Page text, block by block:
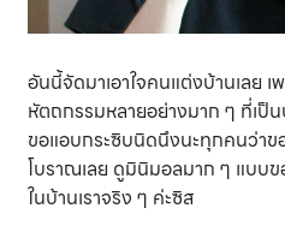
อันนี้จัดมาเอาใจคนแต่งบ้านเลย เพ
หัตถกรรมหลายอย่างมาก ๆ ที่เป็
ขอแอบกระซิบนิดนึงนะทุกคนว่าข
โบราณเลย ดูมินิมอลมาก ๆ แบบ
ในบ้านเราจริง ๆ ค่ะซิส